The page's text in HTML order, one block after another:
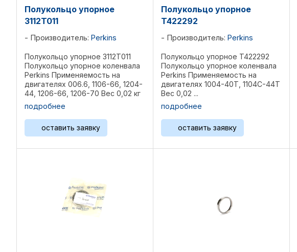
Полукольцо упорное
3112T011
Производитель: Perkins
Полукольцо упорное 3112T011
Полукольцо упорное коленвала
Perkins Применяемость на
двигателях 006.6, 1106-66, 1204-
44, 1206-66, 1206-70 Вес 0,02 кг
Референции: 276-7390, ...
подробнее
оставить заявку
Полукольцо упорное
T422292
Производитель: Perkins
Полукольцо упорное T422292
Полукольцо упорное коленвала
Perkins Применяемость на
двигателях 1004-40Т, 1104C-44T
Вес 0,02 ...
подробнее
оставить заявку